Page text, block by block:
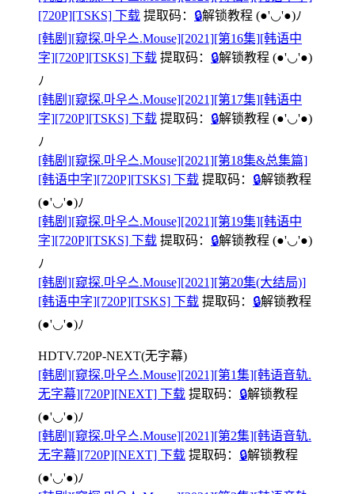
[720P][TSKS] 下载 提取码： 🔒解锁教程 (●'◡'●)ﾉ
[韩剧][窥探.마우스.Mouse][2021][第16集][韩语中
字][720P][TSKS] 下载 提取码： 🔒解锁教程 (●'◡'●)
ﾉ
[韩剧][窥探.마우스.Mouse][2021][第17集][韩语中
字][720P][TSKS] 下载 提取码： 🔒解锁教程 (●'◡'●)
ﾉ
[韩剧][窥探.마우스.Mouse][2021][第18集&总集篇]
[韩语中字][720P][TSKS] 下载 提取码： 🔒解锁教程
(●'◡'●)ﾉ
[韩剧][窥探.마우스.Mouse][2021][第19集][韩语中
字][720P][TSKS] 下载 提取码： 🔒解锁教程 (●'◡'●)
ﾉ
[韩剧][窥探.마우스.Mouse][2021][第20集(大结局)]
[韩语中字][720P][TSKS] 下载 提取码： 🔒解锁教程
(●'◡'●)ﾉ
HDTV.720P-NEXT(无字幕)
[韩剧][窥探.마우스.Mouse][2021][第1集][韩语音轨.
无字幕][720P][NEXT] 下载 提取码： 🔒解锁教程
(●'◡'●)ﾉ
[韩剧][窥探.마우스.Mouse][2021][第2集][韩语音轨.
无字幕][720P][NEXT] 下载 提取码： 🔒解锁教程
(●'◡'●)ﾉ